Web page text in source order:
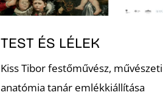
TEST ÉS LÉLEK
Kiss Tibor festőművész, művészeti
anatómia tanár emlékkiállítása